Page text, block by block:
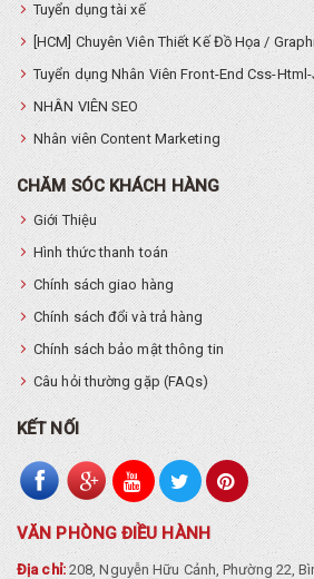
Tuyển dụng tài xế
[HCM] Chuyên Viên Thiết Kế Đồ Họa /
Tuyển dụng Nhân Viên Front-End Css-
NHÂN VIÊN SEO
Nhân viên Content Marketing
CHĂM SÓC KHÁCH HÀNG
Giới Thiệu
Hình thức thanh toán
Chính sách giao hàng
Chính sách đổi và trả hàng
Chính sách bảo mật thông tin
Câu hỏi thường gặp (FAQs)
KẾT NỐI
VĂN PHÒNG ĐIỀU HÀNH
Địa chỉ:208, Nguyễn Hữu Cảnh, Phường 22,